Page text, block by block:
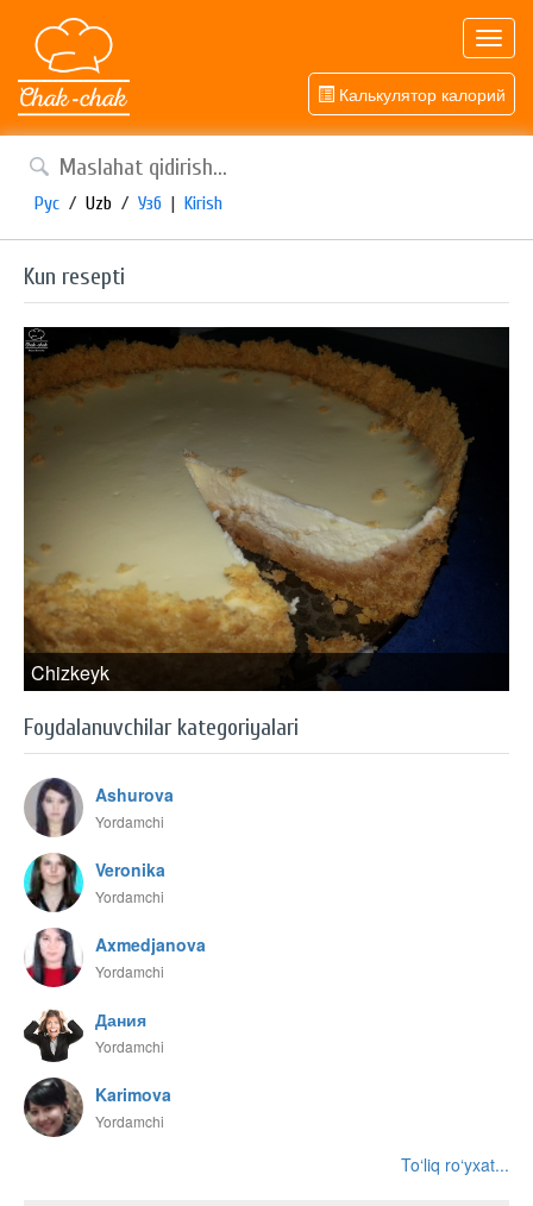
Калькулятор калорий
Рус / Uzb / Узб | Kirish
Kun resepti
Chizkeyk
Foydalanuvchilar kategoriyalari
Ashurova
Yordamchi
Veronika
Yordamchi
Axmedjanova
Yordamchi
Дания
Yordamchi
Karimova
Yordamchi
To‘liq ro‘yxat...